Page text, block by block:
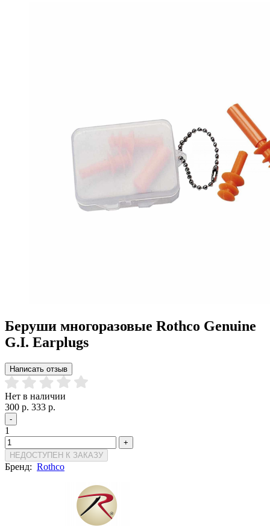
Беруши многоразовые Rothco Genuine
G.I. Earplugs
Написать отзыв
Нет в наличии
300 р. 333 р.
-
1
+
НЕДОСТУПЕН К ЗАКАЗУ
Бренд: Rothco